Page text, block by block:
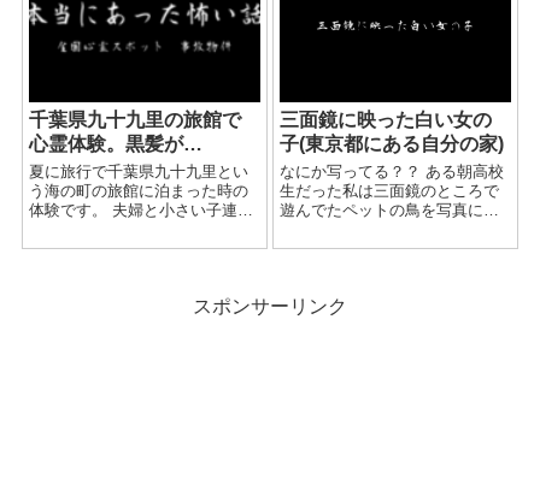
千葉県九十九里の旅館で
心霊体験。黒髪が…
夏に旅行で千葉県九十九里とい
う海の町の旅館に泊まった時の
体験です。 夫婦と小さい子連れ
辺でレジャーを楽しんだため、
三面鏡に映った白い女の
子(東京都にある自分の家)
なにか写ってる？？ ある朝高校
生だった私は三面鏡のところで
遊んでたペットの鳥を写真に撮
たとき何か不思議なものが写っ
前に白いワンピースをきた...
スポンサーリンク